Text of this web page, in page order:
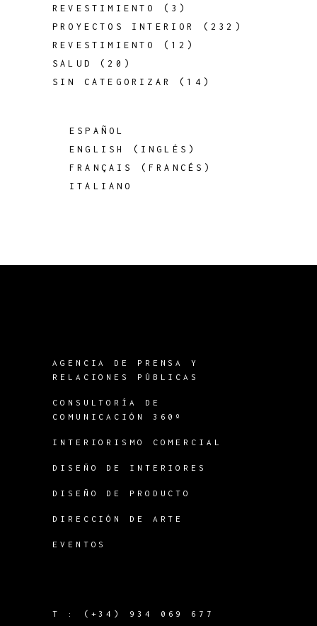
REVESTIMIENTO
(3)
PROYECTOS INTERIOR
(232)
REVESTIMIENTO
(12)
SALUD
(20)
SIN CATEGORIZAR
(14)
ESPAÑOL
ENGLISH
( INGLÉS )
FRANÇAIS
(FRANCÉS )
ITALIANO
AGENCIA DE PRENSA Y
RELACIONES PÚBLICAS
CONSULTORÍA DE
COMUNICACIÓN 360º
INTERIORISMO COMERCIAL
DISEÑO DE INTERIORES
DISEÑO DE PRODUCTO
DIRECCIÓN DE ARTE
EVENTOS
T : (+34) 934 069 677